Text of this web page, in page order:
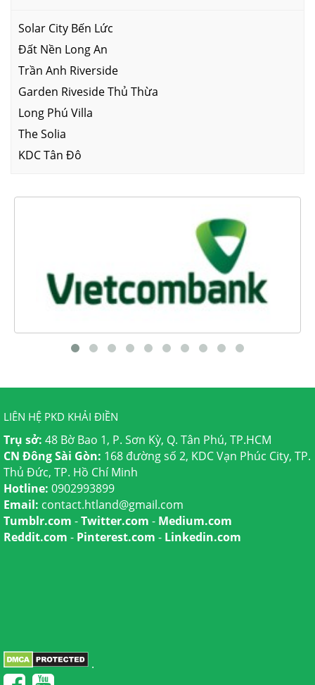
Solar City Bến Lức
Đất Nền Long An
Trần Anh Riverside
Garden Riveside Thủ Thừa
Long Phú Villa
The Solia
KDC Tân Đô
LIÊN HỆ PKD KHẢI ĐIỀN
Trụ sở: 48 Bờ Bao 1, P. Sơn Kỳ, Q. Tân Phú, TP.HCM
CN Đông Sài Gòn: 168 đường số 2, KDC Vạn Phúc City, TP.
Thủ Đức, TP. Hồ Chí Minh
Hotline: 0902993899
Email: contact.htland@gmail.com
Tumblr.com -Twitter.com - Medium.com
Reddit.com - Pinterest.com - Linkedin.com
.